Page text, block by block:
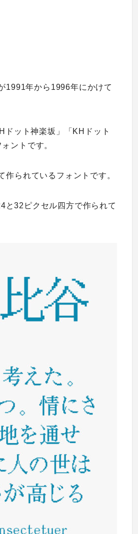
1991年から1996年にかけて
ドット神楽坂」「KHドット
ントです。
られているフォントです。
と32ピクセル四方で作られて